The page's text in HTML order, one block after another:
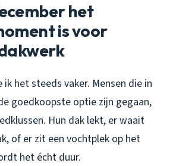
het
is voor
ik het steeds vaker. Mensen die in
goedkoopste optie zijn gegaan,
Hun dak lekt, er waait
of er zit een vochtplek op het
het écht duur.